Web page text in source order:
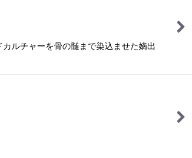
ルチャーを骨の髄まで染込ませた嫡出